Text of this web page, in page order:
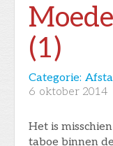
(1)
Categorie:
6 oktober 2014
Het is
taboe binnen